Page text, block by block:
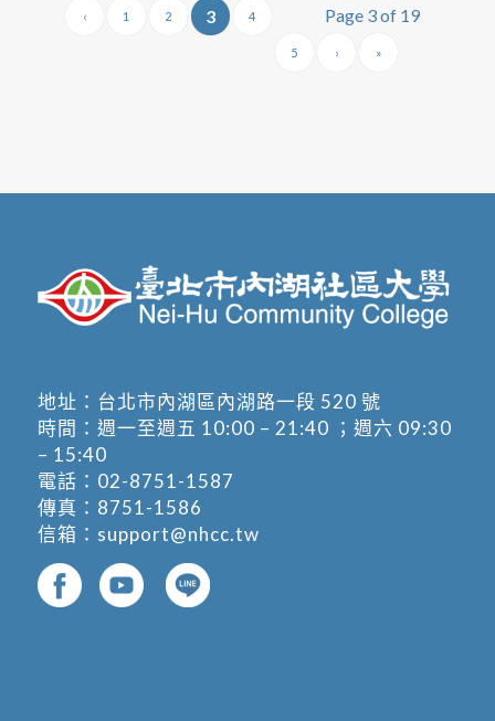
Page 3 of 19
‹ 1 2 3 4
5 › »
地址： 台北市內湖區內湖路一段 520 號
時間：週一至週五 10:00 – 21:40 ；週六 09:30
– 15:40
電話： 02-8751-1587
傳真：8751-1586
信箱： support@nhcc.tw